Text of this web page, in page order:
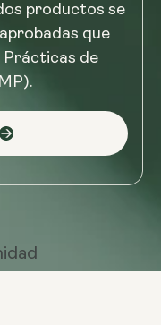
productos se
que
Prácticas de